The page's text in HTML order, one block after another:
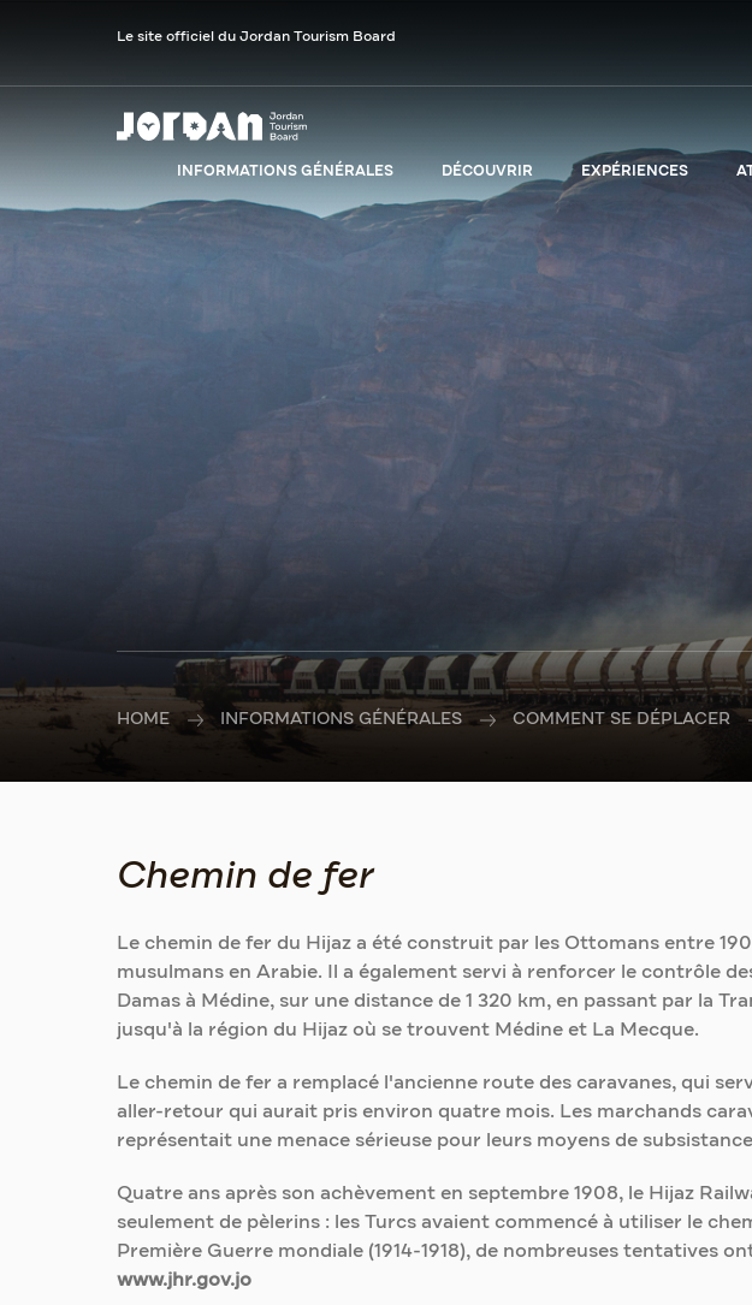
Le site officiel du Jordan Tourism Board
INFORMATIONS GÉNÉRALES DÉCOUVRIR EXPÉRIENCES
HOME INFORMATIONS GÉNÉRALES COMMENT SE DÉPLACER
Chemin de fer
Le chemin de fer du Hijaz a été construit par les Ottomans entre
musulmans en Arabie. Il a également servi à renforcer le contrôle
Damas à Médine, sur une distance de 1 320 km, en passant par la
jusqu'à la région du Hijaz où se trouvent Médine et La Mecque.
Le chemin de fer a remplacé l'ancienne route des caravanes, qui
aller-retour qui aurait pris environ quatre mois. Les marchands
représentait une menace sérieuse pour leurs moyens de
Quatre ans après son achèvement en septembre 1908, le Hijaz
seulement de pèlerins : les Turcs avaient commencé à utiliser le
Première Guerre mondiale (1914-1918), de nombreuses
www.jhr.gov.jo